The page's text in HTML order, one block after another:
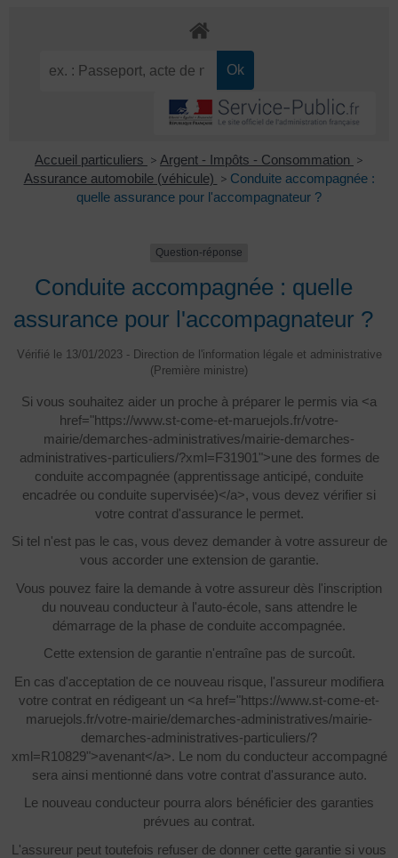
Accueil particuliers > Argent - Impôts - Consommation >
Assurance automobile (véhicule) > Conduite accompagnée :
quelle assurance pour l'accompagnateur ?
Question-réponse
Conduite accompagnée : quelle
assurance pour l'accompagnateur ?
Vérifié le 13/01/2023 - Direction de l'information légale et administrative
(Première ministre)
Si vous souhaitez aider un proche à préparer le permis via <a
href="https://www.st-come-et-maruejols.fr/votre-
mairie/demarches-administratives/mairie-demarches-
administratives-particuliers/?xml=F31901">une des formes de
conduite accompagnée (apprentissage anticipé, conduite
encadrée ou conduite supervisée)</a>, vous devez vérifier si
votre contrat d'assurance le permet.
Si tel n'est pas le cas, vous devez demander à votre assureur de
vous accorder une extension de garantie.
Vous pouvez faire la demande à votre assureur dès l'inscription
du nouveau conducteur à l'auto-école, sans attendre le
démarrage de la phase de conduite accompagnée.
Cette extension de garantie n'entraîne pas de surcoût.
En cas d'acceptation de ce nouveau risque, l'assureur modifiera
votre contrat en rédigeant un <a href="https://www.st-come-et-
maruejols.fr/votre-mairie/demarches-administratives/mairie-
demarches-administratives-particuliers/?
xml=R10829">avenant</a>. Le nom du conducteur accompagné
sera ainsi mentionné dans votre contrat d'assurance auto.
Le nouveau conducteur pourra alors bénéficier des garanties
prévues au contrat.
L'assureur peut toutefois refuser de donner cette garantie si vous